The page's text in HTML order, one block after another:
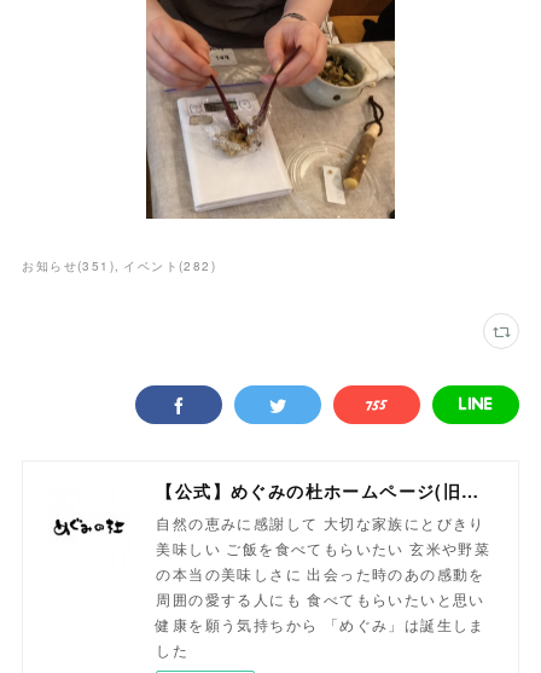
お知らせ(351 ) イベント (282 )
【公式】めぐみの杜ホームページ(旧自然食工房）
自然の恵みに感謝して 大切な家族にとびきり
美味しい ご飯を食べてもらいたい 玄米や野菜
の本当の美味しさに 出会った時のあの感動を
周囲の愛する人にも 食べてもらいたいと思い
健康を願う気持ちから 「めぐみ」は誕生しま
した